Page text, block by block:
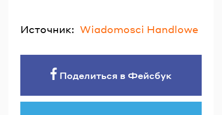
Источник: Wiadomosci Handlowe
Поделиться в Фейсбук